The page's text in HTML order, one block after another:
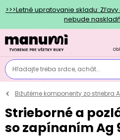
>>>Letné upratovanie skladu:
nebude
Hľadajte treba srdce, achát...
Bižutérne komponenty zo striebra
Strieborné a
so zapínaním Ag